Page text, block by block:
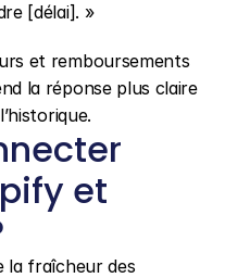
[délai]. »
et remboursements
la réponse plus claire
et
la fraîcheur des